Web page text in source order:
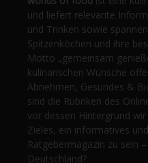
und liefert relevante
und Trinken sowie
Spitzenköchen und ihre
Motto „gemeinsam
kulinarischen Wünsche
Abnehmen, Gesundes &
sind die Rubriken des
vor dessen Hintergrund
Zieles, ein informatives
Ratgebermagazin zu sein
Deutschland?